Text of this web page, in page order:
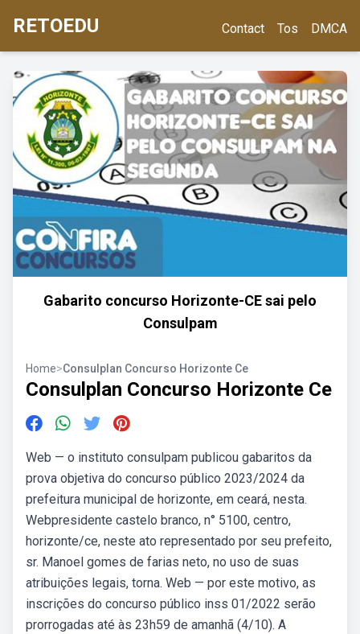
RETOEDU Contact Tos DMCA
Gabarito concurso Horizonte-CE sai pelo
Consulpam
Home>Consulplan Concurso Horizonte Ce
Consulplan Concurso Horizonte Ce
Web — o instituto consulpam publicou gabaritos da
prova objetiva do concurso público 2023/2024 da
prefeitura municipal de horizonte, em ceará, nesta.
Webpresidente castelo branco, n° 5100, centro,
horizonte/ce, neste ato representado por seu prefeito,
sr. Manoel gomes de farias neto, no uso de suas
atribuições legais, torna. Web — por este motivo, as
inscrições do concurso público inss 01/2022 serão
prorrogadas até às 23h59 de amanhã (4/10). A